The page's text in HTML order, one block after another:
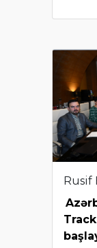
Rusif